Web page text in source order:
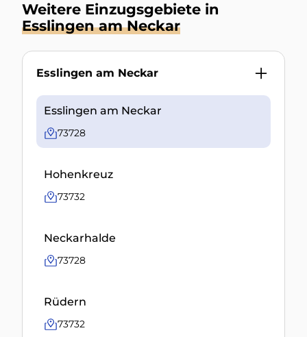
Weitere Einzugsgebiete in
Esslingen am Neckar
Esslingen am Neckar
Esslingen am Neckar
73728
Hohenkreuz
73732
Neckarhalde
73728
Rüdern
73732